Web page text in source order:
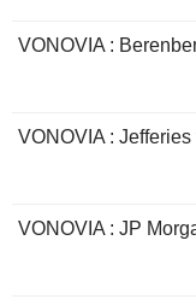
VONOVIA :
VONOVIA :
VONOVIA : JP